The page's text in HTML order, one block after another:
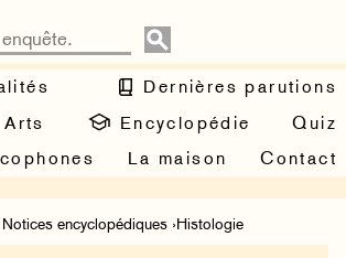
Dernières parutions
Arts Encyclopédie
Quiz
La maison Contact
Notices encyclopédiques ›Histologie